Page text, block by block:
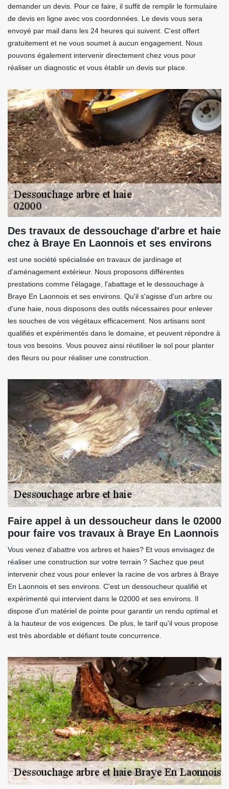
demander un devis. Pour ce faire, il suffit de remplir le formulaire
de devis en ligne avec vos coordonnées. Le devis vous sera
envoyé par mail dans les 24 heures qui suivent. C'est offert
gratuitement et ne vous soumet à aucun engagement. Nous
pouvons également intervenir directement chez vous pour
réaliser un diagnostic et vous établir un devis sur place.
Des travaux de dessouchage d'arbre et haie
chez à Braye En Laonnois et ses environs
est une société spécialisée en travaux de jardinage et
d'aménagement extérieur. Nous proposons différentes
prestations comme l'élagage, l'abattage et le dessouchage à
Braye En Laonnois et ses environs. Qu'il s'agisse d'un arbre ou
d'une haie, nous disposons des outils nécessaires pour enlever
les souches de vos végétaux efficacement. Nos artisans sont
qualifiés et expérimentés dans le domaine, et peuvent répondre à
tous vos besoins. Vous pouvez ainsi réutiliser le sol pour planter
des fleurs ou pour réaliser une construction.
Faire appel à un dessoucheur dans le 02000
pour faire vos travaux à Braye En Laonnois
Vous venez d'abattre vos arbres et haies? Et vous envisagez de
réaliser une construction sur votre terrain ? Sachez que peut
intervenir chez vous pour enlever la racine de vos arbres à Braye
En Laonnois et ses environs. C'est un dessoucheur qualifié et
expérimenté qui intervient dans le 02000 et ses environs. Il
dispose d'un matériel de pointe pour garantir un rendu optimal et
à la hauteur de vos exigences. De plus, le tarif qu'il vous propose
est très abordable et défiant toute concurrence.